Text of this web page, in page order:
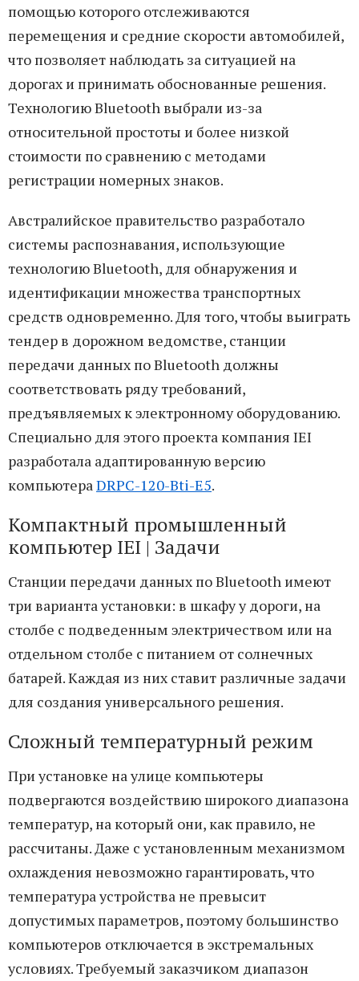
помощью которого отслеживаются
перемещения и средние скорости автомобилей,
что позволяет наблюдать за ситуацией на
дорогах и принимать обоснованные решения.
Технологию Bluetooth выбрали из-за
относительной простоты и более низкой
стоимости по сравнению с методами
регистрации номерных знаков.
Австралийское правительство разработало
системы распознавания, использующие
технологию Bluetooth, для обнаружения и
идентификации множества транспортных
средств одновременно. Для того, чтобы выиграть
тендер в дорожном ведомстве, станции
передачи данных по Bluetooth должны
соответствовать ряду требований,
предъявляемых к электронному оборудованию.
Специально для этого проекта компания IEI
разработала адаптированную версию
компьютераDRPC-120-Bti-E5.
Компактный промышленный
компьютер IEI | Задачи
Станции передачи данных по Bluetooth имеют
три варианта установки: в шкафу у дороги, на
столбе с подведенным электричеством или на
отдельном столбе с питанием от солнечных
батарей. Каждая из них ставит различные задачи
для создания универсального решения.
Сложный температурный режим
При установке на улице компьютеры
подвергаются воздействию широкого диапазона
температур, на который они, как правило, не
рассчитаны. Даже с установленным механизмом
охлаждения невозможно гарантировать, что
температура устройства не превысит
допустимых параметров, поэтому большинство
компьютеров отключается в экстремальных
условиях. Требуемый заказчиком диапазон